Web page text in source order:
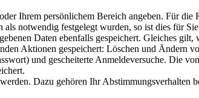
Ihrem persönlichem Bereich angeben. Für die
notwendig festgelegt wurden, so ist dies für
Daten ebenfalls gespeichert. Gleiches
Aktionen gespeichert: Löschen und Ändern
und gescheiterte Anmeldeversuche. Die
Dazu gehören Ihr